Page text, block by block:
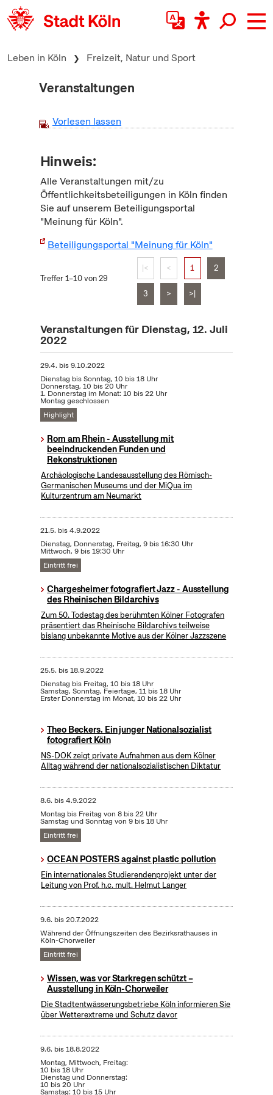
zum Inhalt springen
Leben in Köln Freizeit, Natur und Sport
Veranstaltungen
Vorlesen lassen
Hinweis:
Alle Veranstaltungen mit/zu
Öffentlichkeitsbeteiligungen in Köln finden
Sie auf unserem Beteiligungsportal
"Meinung für Köln".
Beteiligungsportal "Meinung für Köln"
Treffer 1–10 von 29
|< < 1 2
3 > >|
Veranstaltungen für Dienstag, 12. Juli
2022
29.4. bis9.10.2022
Dienstag bis Sonntag, 10 bis 18 Uhr
Donnerstag, 10 bis 20 Uhr
1. Donnerstag im Monat: 10 bis 22 Uhr
Montag geschlossen
Highlight
Rom am Rhein - Ausstellung mit
beeindruckenden Funden und
Rekonstruktionen
Archäologische Landesausstellung des Römisch-
Germanischen Museums und der MiQua im
Kulturzentrum am Neumarkt
21.5. bis4.9.2022
Dienstag, Donnerstag, Freitag, 9 bis 16:30 Uhr
Mittwoch, 9 bis 19:30 Uhr
Eintritt frei
Chargesheimer fotografiert Jazz - Ausstellung
des Rheinischen Bildarchivs
Zum 50. Todestag des berühmten Kölner Fotografen
präsentiert das Rheinische Bildarchivs teilweise
bislang unbekannte Motive aus der Kölner Jazzszene
25.5. bis18.9.2022
Dienstag bis Freitag, 10 bis 18 Uhr
Samstag, Sonntag, Feiertage, 11 bis 18 Uhr
Erster Donnerstag im Monat, 10 bis 22 Uhr
Theo Beckers. Ein junger Nationalsozialist
fotografiert Köln
NS-DOK zeigt private Aufnahmen aus dem Kölner
Alltag während der nationalsozialistischen Diktatur
8.6. bis4.9.2022
Montag bis Freitag von 8 bis 22 Uhr
Samstag und Sonntag von 9 bis 18 Uhr
Eintritt frei
OCEAN POSTERS against plastic pollution
Ein internationales Studierendenprojekt unter der
Leitung von Prof. h.c. mult. Helmut Langer
9.6. bis20.7.2022
Während der Öffnungszeiten des Bezirksrathauses in
Köln-Chorweiler
Eintritt frei
Wissen, was vor Starkregen schützt –
Ausstellung in Köln-Chorweiler
Die Stadtentwässerungsbetriebe Köln informieren Sie
über Wetterextreme und Schutz davor
9.6. bis18.8.2022
Montag, Mittwoch, Freitag:
10 bis 18 Uhr
Dienstag und Donnerstag:
10 bis 20 Uhr
Samstag: 10 bis 15 Uhr